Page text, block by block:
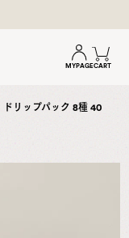
MYPAGECART
く）
ドリップパック 8種 40